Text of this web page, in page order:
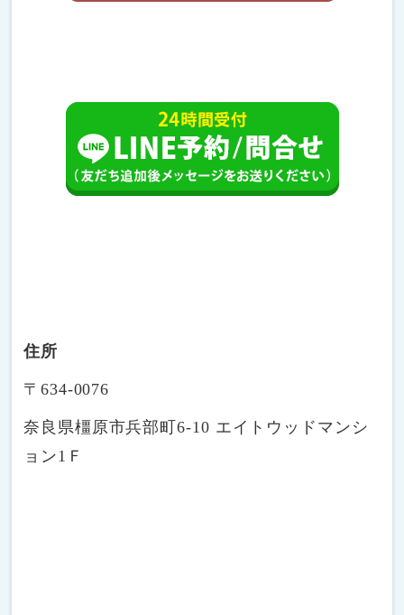
住所
〒634-0076
奈良県橿原市兵部町6-10 エイトウッドマンシ
ョン1Ｆ